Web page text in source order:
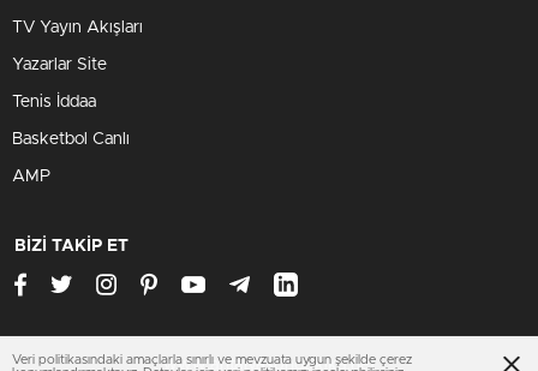
TV Yayın Akışları
Yazarlar Site
Tenis İddaa
Basketbol Canlı
AMP
BİZİ TAKİP ET
www.antalyasondakika.net
Veri politikasındaki amaçlarla sınırlı ve mevzuata uygun şekilde çerez